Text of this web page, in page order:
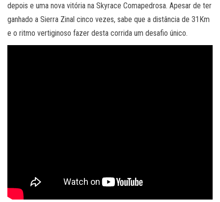
depois e uma nova vitória na Skyrace Comapedrosa. Apesar de ter
ganhado a Sierra Zinal cinco vezes, sabe que a distância de 31Km
e o ritmo vertiginoso fazer desta corrida um desafio único.